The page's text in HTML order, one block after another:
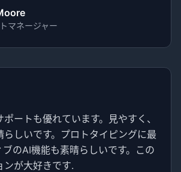
マネージャー
ートも優れています。見やすく、
らしいです。プロトタイピングに最
のAI機能も素晴らしいです。この
ンが大好きです.